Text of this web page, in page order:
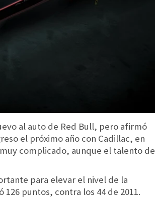
al auto de Red Bull, pero afirmó
el próximo año con Cadillac, en
complicado, aunque el talento de
para elevar el nivel de la
puntos, contra los 44 de 2011.